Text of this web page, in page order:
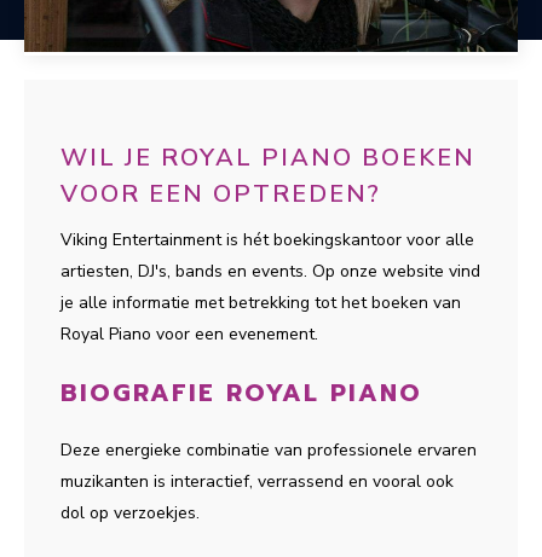
WIL JE ROYAL PIANO BOEKEN
VOOR EEN OPTREDEN?
Viking Entertainment is hét boekingskantoor voor alle
artiesten, DJ's, bands en events. Op onze website vind
je alle informatie met betrekking tot het boeken van
Royal Piano voor een evenement.
BIOGRAFIE ROYAL PIANO
Deze energieke combinatie van professionele ervaren
muzikanten is interactief, verrassend en vooral ook
dol op verzoekjes.